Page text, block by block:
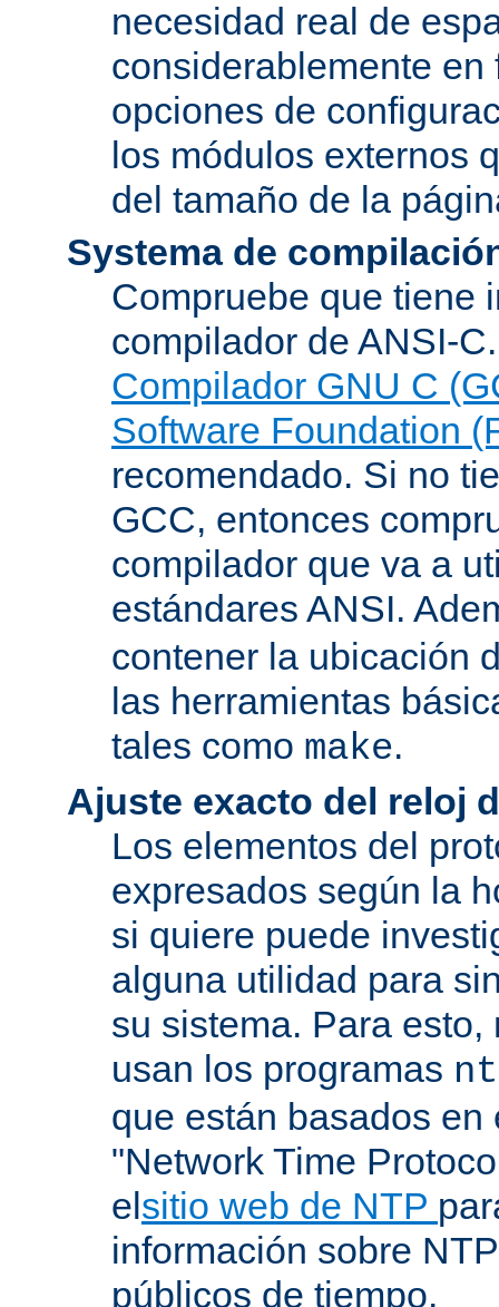
necesidad real de
considerablemente en
opciones de
los módulos externos
del tamaño de la
Systema de
Compruebe que tiene
compilador de ANSI-
Compilador GNU C
Software Foundation
recomendado. Si no
GCC, entonces
compilador que va a
estándares ANSI.
contener la ubicación
las herramientas
tales como make.
Ajuste exacto del reloj
Los elementos del
expresados según la
si quiere puede
alguna utilidad para
su sistema. Para esto,
usan los programas
que están basados en
"Network Time
elsitio web de NTP
información sobre
públicos de tiempo.